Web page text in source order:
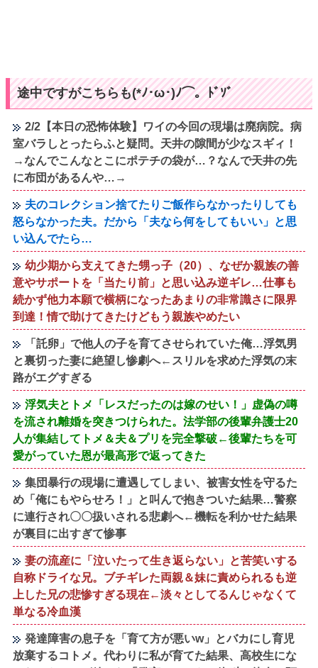
途中ですがこちらも(*ﾉ･ω･)ﾉ⌒。ﾄﾞｿﾞ
2/2【本日の恐怖体験】ワイの今回の現場は廃病院。病
室バラしとったらふと疑問。天井の隙間が少なスギィ！
→なんでこんなとこにポテチの袋が…？なんで天井の先
に布団があるんや…→
夫のコレクション捨てたりご飯作らなかったりしても
怒らなかった夫。だから「夫なら何をしてもいい」と思
い込んでたら…
幼少期から支えてきた甥っ子（20）、なぜか親族の善
意やサポートを「当たり前」と思い込み逆ギレ…仕事も
続かず他力本願で横柄になったあまりの非常識さに限界
到達！情で助けてきたけどもう親族やめたい
「託卵」で他人の子を育てさせられていた俺…浮気男
と裏切った妻に絶望し惨劇へ←スリルを求めた浮気の末
路がエグすぎる
浮気夫とトメ「レスだったのは嫁のせい！」虚偽の噂
を流され離婚を突きつけられた。法学部の後輩弁護士20
人が集結してトメ＆夫＆プリを完全撃破←後輩たちを可
愛がっていた恩が最高形で返ってきた
集団暴行の現場に遭遇してしまい、被害女性を守るた
め「俺にもやらせろ！」と叫んで抱きついた結果…警察
に連行され〇〇扱いされる悲劇へ←機転を利かせた結果
が裏目に出すぎて惨事
妻の流産に「泣いたって生き返らない」と苦笑いする
自称ドライな兄。ブチギレた両親＆妹に責められるも逆
上した兄の悲惨すぎる現在←淡々としてるんじゃなくて
単なる冷血漢
発達障害の息子を「育て方が悪いw」とバカにし育児
放棄するコトメ。代わりに私が育てた結果、高校生にな